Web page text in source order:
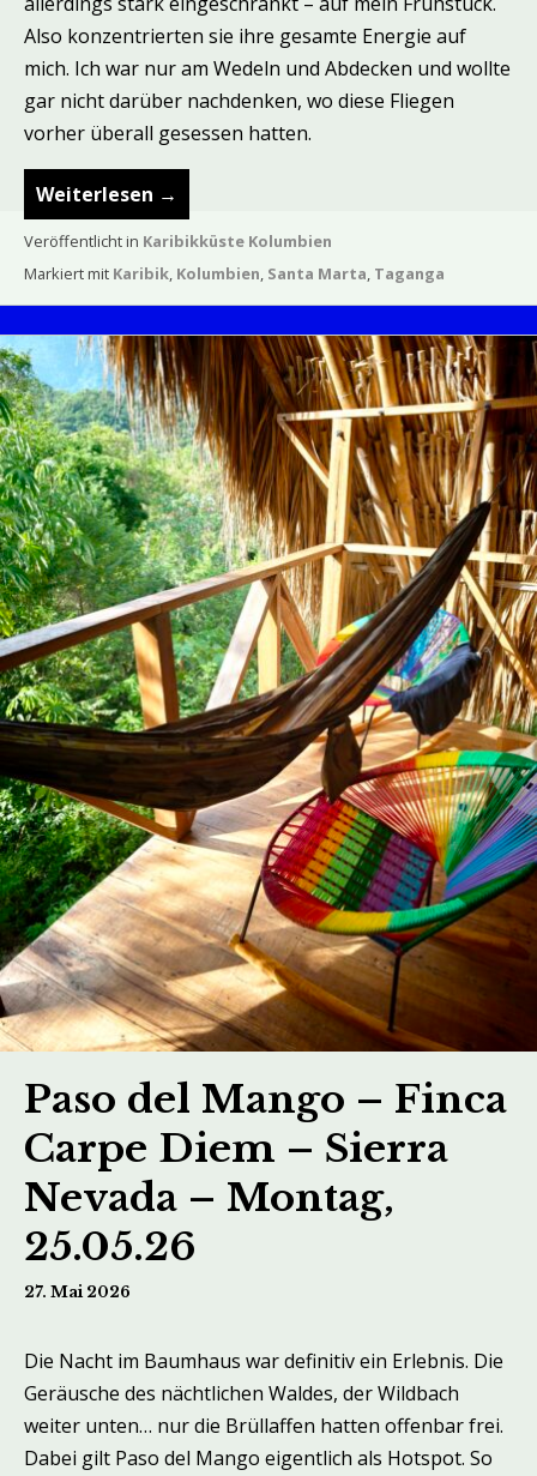
Also konzentrierten sie ihre gesamte Energie auf
mich. Ich war nur am Wedeln und Abdecken und wollte
gar nicht darüber nachdenken, wo diese Fliegen
vorher überall gesessen hatten.
Weiterlesen →
Veröffentlicht in Karibikküste Kolumbien
Markiert mit Karibik, Kolumbien, Santa Marta, Taganga
Paso del Mango – Finca
Carpe Diem – Sierra
Nevada – Montag,
25.05.26
27. Mai 2026
Die Nacht im Baumhaus war definitiv ein Erlebnis. Die
Geräusche des nächtlichen Waldes, der Wildbach
weiter unten… nur die Brüllaffen hatten offenbar frei.
Dabei gilt Paso del Mango eigentlich als Hotspot. So